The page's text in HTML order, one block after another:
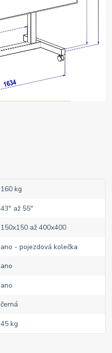
160 kg
43" až 55"
150x150 až 400x400
ano - pojezdová kolečka
ano
ano
černá
45 kg